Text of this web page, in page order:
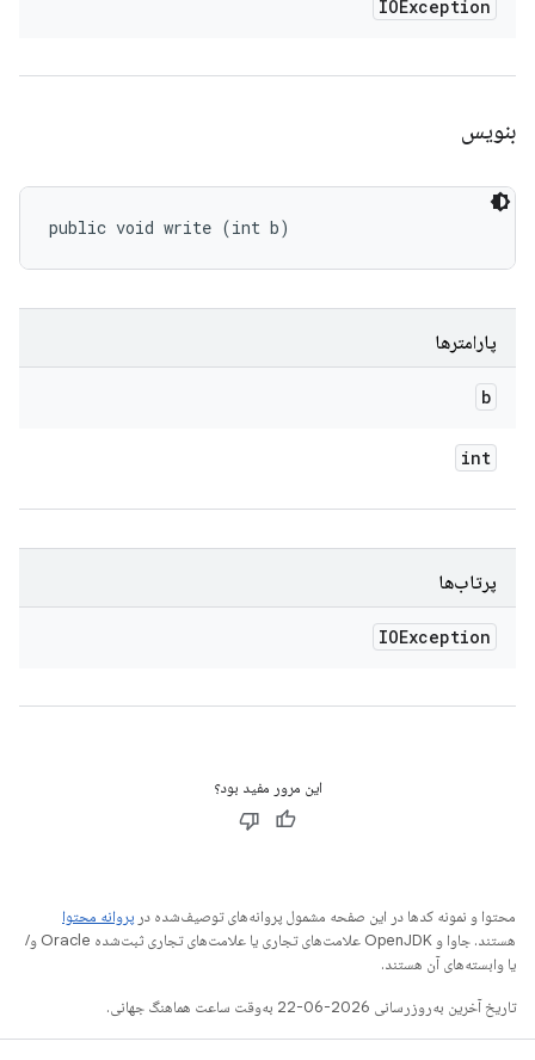
IOException
بنویس
public void write (int b)
پارامترها
b
int
پرتاب‌ها
IOException
این مرور مفید بود؟
محتوا و نمونه کدها در این صفحه مشمول پروانه‌های توصیف‌شده در پروانه محتوا
هستند. جاوا و OpenJDK علامت‌های تجاری یا علامت‌های تجاری ثبت‌شده Oracle و/
یا وابسته‌های آن هستند.
تاریخ آخرین به‌روزرسانی 2026-06-22 به‌وقت ساعت هماهنگ جهانی.